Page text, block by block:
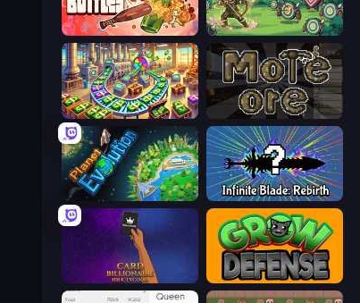
Smashing Bottles Zad Archery - Demo
Money Factory: Tycoon Idle Game More Ore
Planet Evolution: Idle Clicker Infinite Blade: Rebirth
Grow Defense